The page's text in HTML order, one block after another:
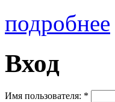
подробнее
Вход
Имя пользователя: *